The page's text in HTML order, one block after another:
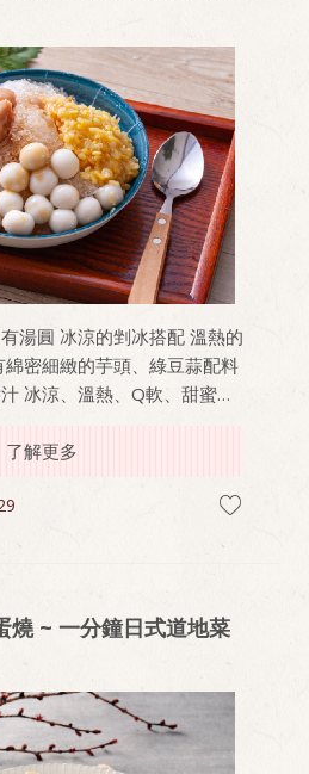
湯圓 冰涼的剉冰搭配 溫熱的
密細緻的芋頭、綠豆蒜配料
冰涼、溫熱、Q軟、甜蜜多
家10分鐘即可輕鬆料理 最適
假在家一起做燒冷冰 好玩又
，小孩吃得開心
了解更多
燒 ~ 一分鐘日式道地菜